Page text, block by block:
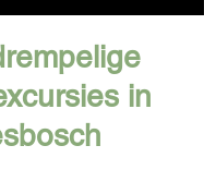
in